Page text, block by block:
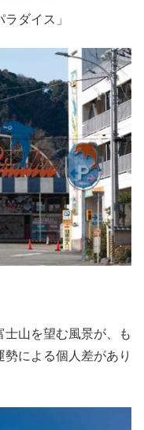
ダイス」
山を望む風景が、も
による個人差があり